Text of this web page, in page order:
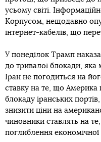
усьому світі.
Корпусом, нещодавно
інтернет-кабелів, що
У понеділок Трамп
до тривалої блокади,
Іран не погодиться на
ставку на те, що Америка
блокаду іранських
знизити ціни на
чиновники ставлять на
поглиблення економічної